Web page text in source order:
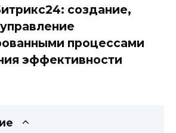
создание,
процессами
эффективности